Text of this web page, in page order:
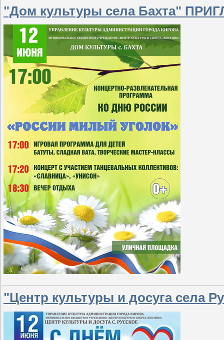
"Дом культуры села Бахта"
"Центр культуры и досуга села